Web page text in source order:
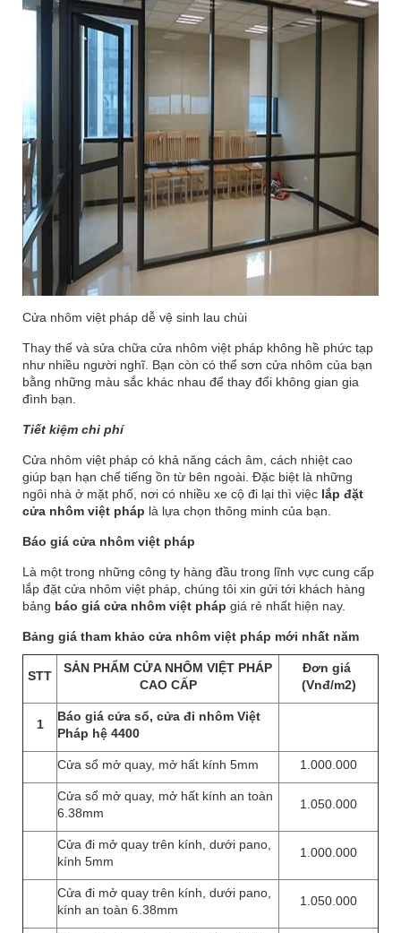
Cửa nhôm việt pháp dễ vệ sinh lau chùi
Thay thế và sửa chữa cửa nhôm việt pháp không hề phức tạp
như nhiều người nghĩ. Bạn còn có thể sơn cửa nhôm của bạn
bằng những màu sắc khác nhau để thay đổi không gian gia
đình bạn.
Tiết kiệm chi phí
Cửa nhôm việt pháp có khả năng cách âm, cách nhiệt cao
giúp bạn hạn chế tiếng ồn từ bên ngoài. Đặc biệt là những
ngôi nhà ở mặt phố, nơi có nhiều xe cộ đi lại thì việc lắp đặt
cửa nhôm việt pháp là lựa chọn thông minh của bạn.
Báo giá cửa nhôm việt pháp
Là một trong những công ty hàng đầu trong lĩnh vực cung cấp
lắp đặt cửa nhôm việt pháp, chúng tôi xin gửi tới khách hàng
bảng báo giá cửa nhôm việt pháp giá rẻ nhất hiện nay.
Bảng giá tham khảo cửa nhôm việt pháp mới nhất năm
STT
SẢN PHẨM CỬA NHÔM VIỆT PHÁP
CAO CẤP
Đơn giá
(Vnđ/m2)
1
Báo giá cửa sổ, cửa đi nhôm Việt
Pháp hệ 4400
Cửa sổ mở quay, mở hất kính 5mm 1.000.000
Cửa sổ mở quay, mở hất kính an toàn
6.38mm
1.050.000
Cửa đi mở quay trên kính, dưới pano,
kính 5mm
1.000.000
Cửa đi mở quay trên kính, dưới pano,
kính an toàn 6.38mm
1.050.000